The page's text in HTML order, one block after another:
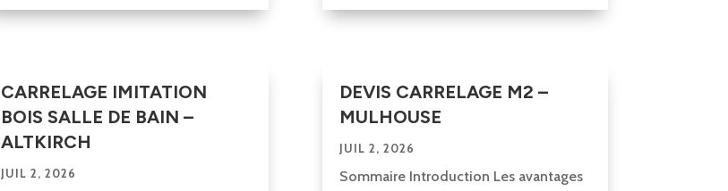
CARRELAGE IMITATION
BOIS SALLE DE BAIN –
ALTKIRCH
JUIL 2, 2026
DEVIS CARRELAGE M2 –
MULHOUSE
JUIL 2, 2026
Sommaire Introduction Les avantages